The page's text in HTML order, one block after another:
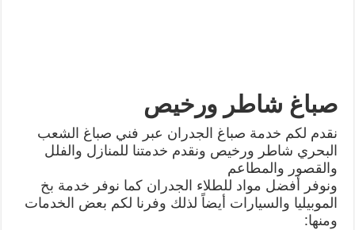
صباغ شاطر ورخيص
نقدم لكم خدمة صباغ الجدران عبر فني صباغ الشعب
البحري شاطر ورخيص ونقدم خدمتنا للمنازل والفلل
والقصور والمطاعم
ونوفر أفضل مواد للطلاء الجدران كما نوفر خدمة بخ
الموبيليا والسيارات أيضاً لذلك وفرنا لكم بعض الخدمات
ومنها: